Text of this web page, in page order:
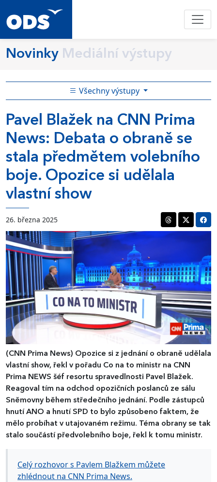
Novinky Mediální výstupy
Všechny výstupy
Pavel Blažek na CNN Prima
News: Debata o obraně se
stala předmětem volebního
boje. Opozice si udělala
vlastní show
26. března 2025
(CNN Prima News) Opozice si z jednání o obraně udělala
vlastní show, řekl v pořadu Co na to ministr na CNN
Prima NEWS šéf resortu spravedlnosti Pavel Blažek.
Reagoval tím na odchod opozičních poslanců ze sálu
Sněmovny během středečního jednání. Podle zástupců
hnutí ANO a hnutí SPD to bylo způsobeno faktem, že
mělo probíhat v utajovaném režimu. Téma obrany se tak
stalo součástí předvolebního boje, řekl k tomu ministr.
Celý rozhovor s Pavlem Blažkem můžete
zhlédnout na CNN Prima News.